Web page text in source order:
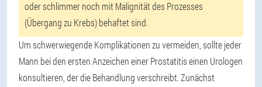
oder schlimmer noch mit Malignität des Prozesses
(Übergang zu Krebs) behaftet sind.
Um schwerwiegende Komplikationen zu vermeiden, sollte jeder
Mann bei den ersten Anzeichen einer Prostatitis einen Urologen
konsultieren, der die Behandlung verschreibt. Zunächst